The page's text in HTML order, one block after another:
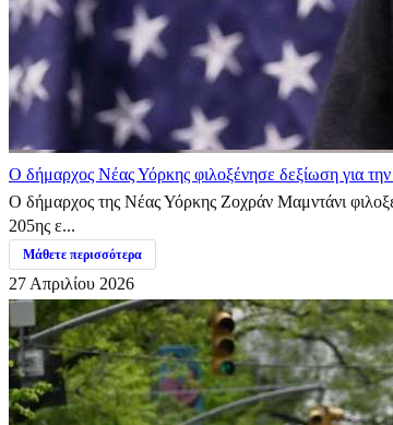
Ο δήμαρχος Νέας Υόρκης φιλοξένησε δεξίωση για
Ο δήμαρχος της Νέας Υόρκης Ζοχράν Μαμντάνι
205ης ε...
Μάθετε περισσότερα
27 Απριλίου 2026